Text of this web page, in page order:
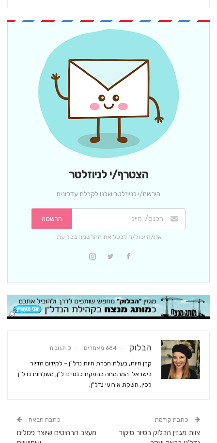
הצטרף/י לניוזלטר
הירשם/י לניוזלטר שלנו לקבלת עדכונים
הרשמה
את/ה יכול/ה לבטל את ההרשמה בכל עת.
הבלוק 684 מאמרים 0 תגובות
קרן חיות, בעלת חברת חיות נדל"ן – לקידום הדיור
בישראל. המתמחה בהפקת כנסי נדל"ן, משלחות נדל"ן
לסין, השקת אירועי נדל"ן.
כתבה קודמת
צוות מגזין הבלוק בסיור סיקור
כתבה הבאה
מעצב הרהיטים שיוצר פסלים